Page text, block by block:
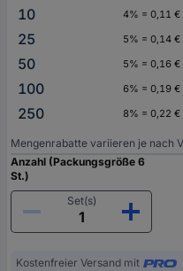
10
4% = 0,11 €
25
5% = 0,14 €
50
5% = 0,16 €
100
6% = 0,19 €
250
8% = 0,22 €
Mengenrabatte variieren je nach
Anzahl (Packungsgröße 6
St.)
Set(s)
Kostenfreier Versand mit